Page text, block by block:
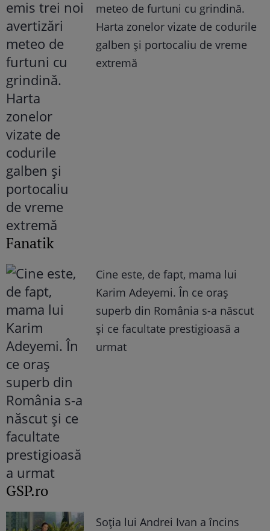
meteo de furtuni cu grindină.
Harta zonelor vizate de codurile
galben și portocaliu de vreme
extremă
Fanatik
Cine este, de fapt, mama lui
Karim Adeyemi. În ce oraș
superb din România s-a născut
și ce facultate prestigioasă a
urmat
GSP.ro
Soția lui Andrei Ivan a încins